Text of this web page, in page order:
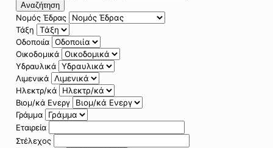
Αναζήτηση
Νομός Έδρας
Τάξη
Οδοποιία
Οικοδομικά
Υδραυλικά
Λιμενικά
Ηλεκτρ/κά
Βιομ/κά Ενεργ
Γράμμα
Εταιρεία
Στέλεχος